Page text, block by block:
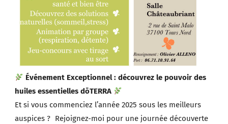
Événement Exceptionnel : découvrez le pouvoir des
huiles essentielles dōTERRA
Et si vous commenciez l’année 2025 sous les meilleurs
auspices ? Rejoignez-moi pour une journée découverte